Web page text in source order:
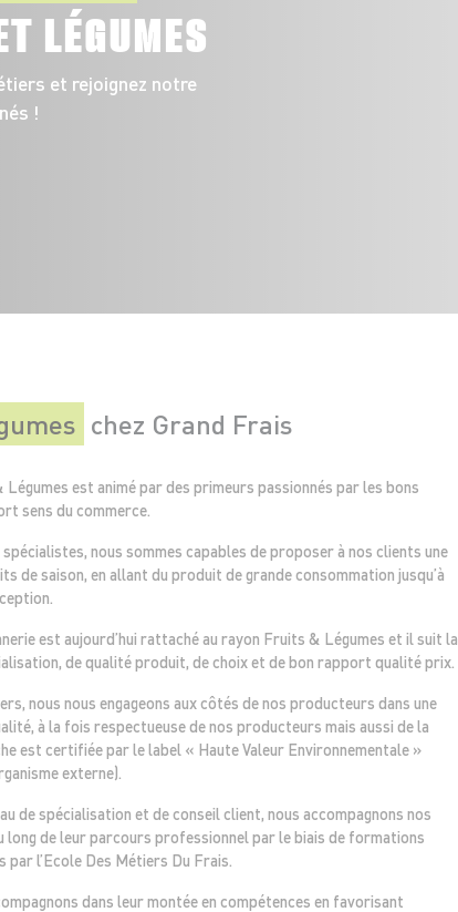
LÉGUMES
et rejoignez notre
!
chez Grand Frais
est animé par des primeurs passionnés par les bons
sens du commerce.
nous sommes capables de proposer à nos clients une
de saison, en allant du produit de grande consommation jusqu’à
est aujourd’hui rattaché au rayon Fruits & Légumes et il suit la
de qualité produit, de choix et de bon rapport qualité prix.
nous nous engageons aux côtés de nos producteurs dans une
à la fois respectueuse de nos producteurs mais aussi de la
est certifiée par le label « Haute Valeur Environnementale »
externe).
de spécialisation et de conseil client, nous accompagnons nos
de leur parcours professionnel par le biais de formations
par l’Ecole Des Métiers Du Frais.
dans leur montée en compétences en favorisant